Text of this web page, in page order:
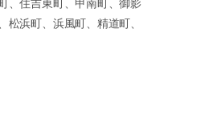
、住吉東町、甲南町、御影
浜町、浜風町、精道町、